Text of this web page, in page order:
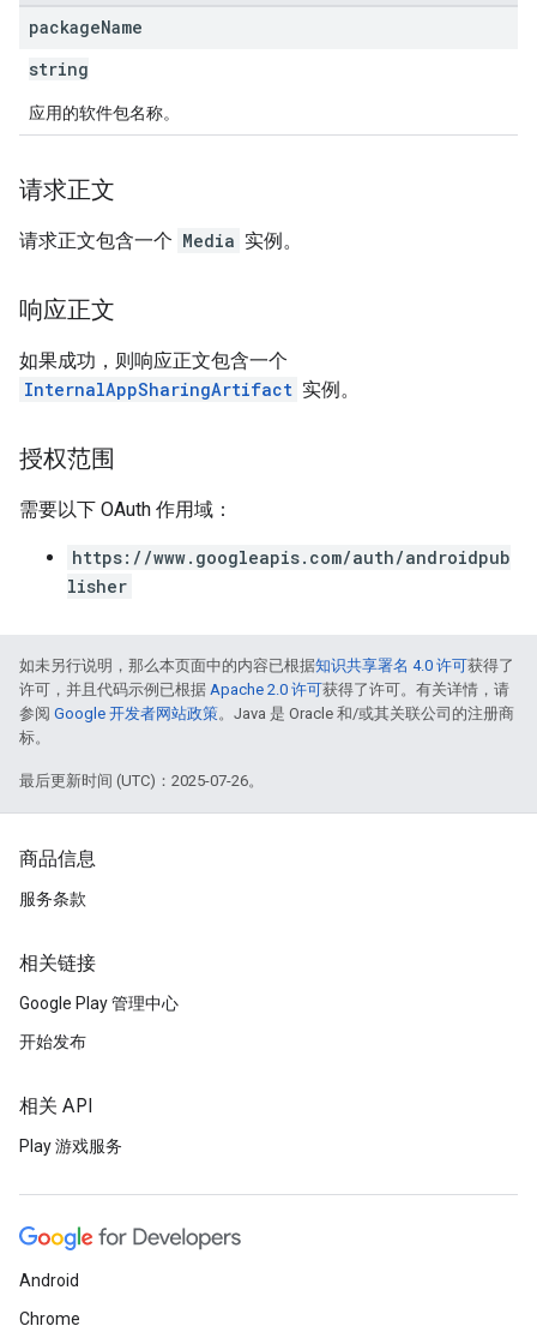
packageName
string
应用的软件包名称。
请求正文
请求正文包含一个 Media 实例。
响应正文
如果成功，则响应正文包含一个
InternalAppSharingArtifact 实例。
授权范围
需要以下 OAuth 作用域：
https://www.googleapis.com/auth/androidpub
lisher
如未另行说明，那么本页面中的内容已根据知识共享署名 4.0 许可获得了
许可，并且代码示例已根据 Apache 2.0 许可获得了许可。有关详情，请
参阅 Google 开发者网站政策。Java 是 Oracle 和/或其关联公司的注册商
标。
最后更新时间 (UTC)：2025-07-26。
商品信息
服务条款
相关链接
Google Play 管理中心
开始发布
相关 API
Play 游戏服务
Android
Chrome